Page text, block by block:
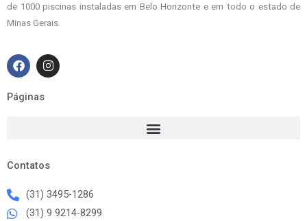
de 1000 piscinas instaladas em Belo Horizonte e em todo o estado de
Minas Gerais.
F
a
c
e
b
I
n
s
Páginas
Contatos
(31) 3495-1286
(31) 9 9214-8299